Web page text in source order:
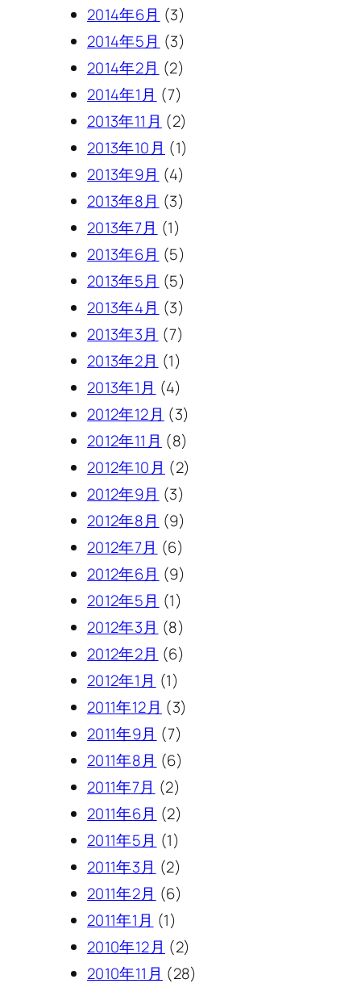
2014年6月 (3)
2014年5月 (3)
2014年2月 (2)
2014年1月 (7)
2013年11月 (2)
2013年10月 (1)
2013年9月 (4)
2013年8月 (3)
2013年7月 (1)
2013年6月 (5)
2013年5月 (5)
2013年4月 (3)
2013年3月 (7)
2013年2月 (1)
2013年1月 (4)
2012年12月 (3)
2012年11月 (8)
2012年10月 (2)
2012年9月 (3)
2012年8月 (9)
2012年7月 (6)
2012年6月 (9)
2012年5月 (1)
2012年3月 (8)
2012年2月 (6)
2012年1月 (1)
2011年12月 (3)
2011年9月 (7)
2011年8月 (6)
2011年7月 (2)
2011年6月 (2)
2011年5月 (1)
2011年3月 (2)
2011年2月 (6)
2011年1月 (1)
2010年12月 (2)
2010年11月 (28)